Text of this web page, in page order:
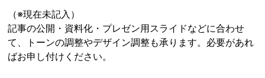
（※現在未記入）
記事の公開・資料化・プレゼン用スライドなどに合わせ
て、トーンの調整やデザイン調整も承ります。必要があれ
ばお申し付けください。